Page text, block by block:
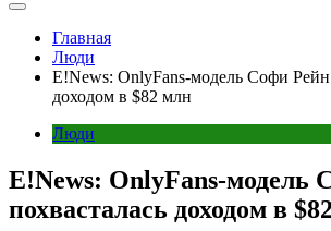
Главная
Люди
E!News: OnlyFans-модель Софи Рейн
доходом в $82 млн
Люди
E!News: OnlyFans-модель
похвасталась доходом в